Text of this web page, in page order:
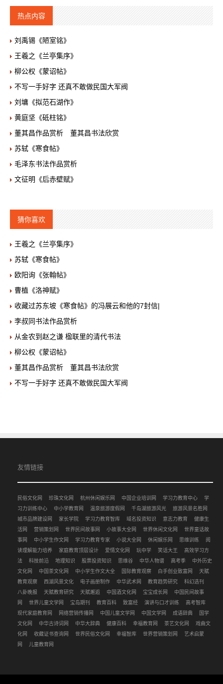
热点内容
刘禹锡《陋室铭》
王羲之《兰亭集序》
柳公权《蒙诏帖》
不写一手好字 还真不敢做民国大军阀
刘墉《拟范石湖作》
黄庭坚《砥柱铭》
董其昌作品赏析 董其昌书法欣赏
苏轼《寒食帖》
毛泽东书法作品赏析
文征明《后赤壁赋》
猜你喜欢
王羲之《兰亭集序》
苏轼《寒食帖》
欧阳询《张翰帖》
曹植《洛神赋》
收藏过苏东坡《寒食帖》的冯展云和他的7封信|
李叔同书法作品赏析
从金农到赵之谦 楹联里的清代书法
柳公权《蒙诏帖》
董其昌作品赏析 董其昌书法欣赏
不写一手好字 还真不敢做民国大军阀
友情链接
民俗文化网 珍珠文化网 杭州休闲娱乐网 中国企业培训网 学习力教育中心
学
习力训练中心
中小学教育网 温泉旅游度假网 千岛湖旅游风光
旅游风景名胜网
城市品牌建设网
家长学院 学习力教育智库 域名投资知识 意志力教育
健康生
活网
营销策划网 世界民间故事网 小故事大全网 世界休闲文化网
世界童话故
事网
中小学生作文网 学习力教育专家 小说大全网 休闲娱乐网 思维训练
阅
读理解能力培养
家庭教育顶层设计 爱情文化网 玩中学 笑话大王
高效学习方
法
科技前沿 地理知识 股票投资知识 思维谷 中华人物谱 高考季
中外历史
文化网
中国茶文化网 中小学生作文大全 国际教育观察 白手创业致富网
天赋
教育观察
西湖风景文化 电子画册制作 中华武术网 教育趋势研究
科幻选刊
八卦晚报
天赋教育研究 天赋邂逅 中国酒文化网 宝宝成长网
中国民间故事
网
世界儿童文学网 宝岛期刊 教育百科 致富经 演讲与口才训练
高考智库
现代家庭教育网
网络营销传播网 中国儿童文学网 中国文学网 成语辞典
国学
文化网
中华古诗词网 中华大辞典 健康百科 幸福教育网 茶艺文化网
戏曲文
化网
收藏证书查询网 世界民俗文化网 幸福智库 世界营销策划网
艺术启蒙
网
儿童教育网